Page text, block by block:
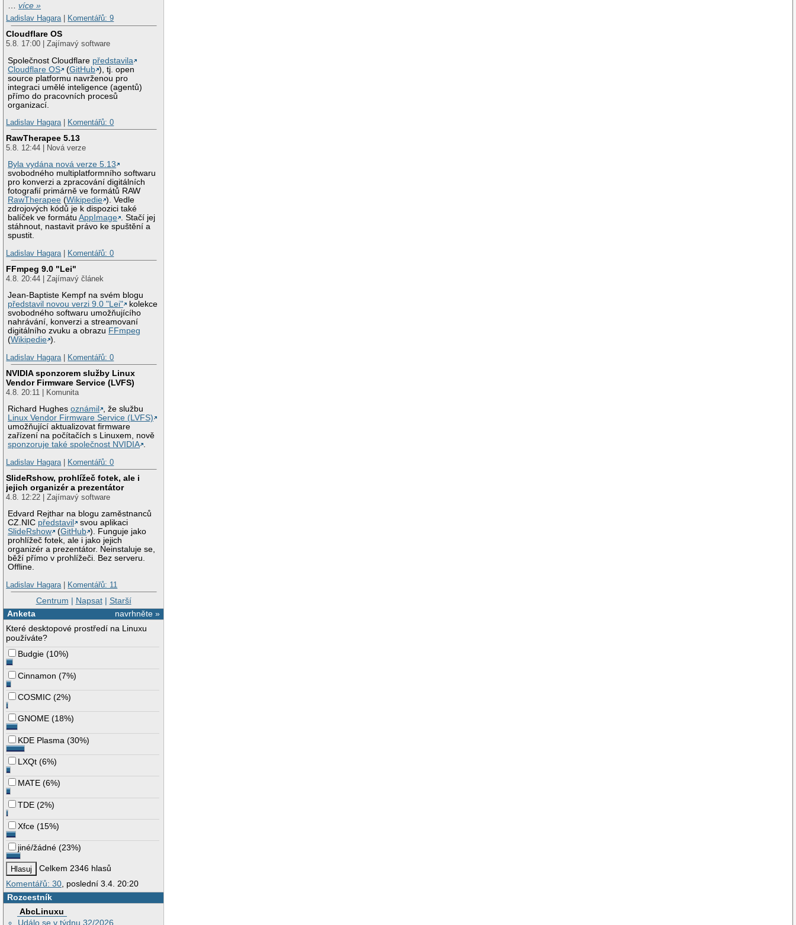
…více »
Ladislav Hagara| Komentářů: 9
Cloudflare OS
5.8. 17:00 | Zajímavý software
Společnost Cloudflare představila
Cloudflare OS
(GitHub ), tj. open
source platformu navrženou pro
integraci umělé inteligence (agentů)
přímo do pracovních procesů
organizací.
Ladislav Hagara| Komentářů: 0
RawTherapee 5.13
5.8. 12:44 | Nová verze
Byla vydána nová verze 5.13
svobodného multiplatformního softwaru
pro konverzi a zpracování digitálních
fotografií primárně ve formátů RAW
RawTherapee (Wikipedie ). Vedle
zdrojových kódů je k dispozici také
balíček ve formátuAppImage . Stačí jej
stáhnout, nastavit právo ke spuštění a
spustit.
Ladislav Hagara| Komentářů: 0
FFmpeg 9.0 "Lei"
4.8. 20:44 | Zajímavý článek
Jean-Baptiste Kempf na svém blogu
představil novou verzi 9.0 "Lei"
kolekce
svobodného softwaru umožňujícího
nahrávání, konverzi a streamovaní
digitálního zvuku a obrazu FFmpeg
(Wikipedie ).
Ladislav Hagara| Komentářů: 0
NVIDIA sponzorem služby Linux
Vendor Firmware Service (LVFS)
4.8. 20:11 | Komunita
Richard Hughesoznámil
, že službu
Linux Vendor Firmware Service (LVFS)
umožňující aktualizovat firmware
zařízení na počítačích s Linuxem, nově
sponzoruje také společnost NVIDIA .
Ladislav Hagara| Komentářů: 0
SlideRshow, prohlížeč fotek, ale i
jejich organizér a prezentátor
4.8. 12:22 | Zajímavý software
Edvard Rejthar na blogu zaměstnanců
CZ.NIC představil
svou aplikaci
SlideRshow
(GitHub ). Funguje jako
prohlížeč fotek, ale i jako jejich
organizér a prezentátor. Neinstaluje se,
běží přímo v prohlížeči. Bez serveru.
Offline.
Ladislav Hagara| Komentářů: 11
Centrum | Napsat| Starší
navrhněte »
Anketa
Které desktopové prostředí na Linuxu
používáte?
Budgie (10%)
Cinnamon (7%)
COSMIC (2%)
GNOME (18%)
KDE Plasma (30%)
LXQt (6%)
MATE (6%)
TDE (2%)
Xfce (15%)
jiné/žádné (23%)
Celkem 2346 hlasů
Komentářů: 30 , poslední 3.4. 20:20
Rozcestník
AbcLinuxu
Událo se v týdnu 32/2026